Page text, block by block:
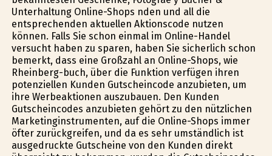
Unterhaltung Online-Shops finden und all die
entsprechenden aktuellen Aktionscode nutzen
können. Falls Sie schon einmal im Online-Handel
versucht haben zu sparen, haben Sie sicherlich schon
bemerkt, dass eine Großzahl an Online-Shops, wie
Rheinberg-buch, über die Funktion verfügen ihren
potenziellen Kunden Gutscheincode anzubieten, um
ihre Werbeaktionen auszubauen. Den Kunden
Gutscheincodes anzubieten gehört zu den nützlichen
Marketinginstrumenten, auf die Online-Shops immer
öfter zurückgreifen, und da es sehr umständlich ist
ausgedruckte Gutscheine von den Kunden direkt